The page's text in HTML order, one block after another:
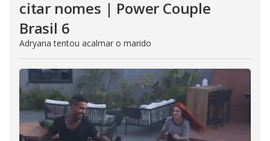
citar nomes | Power Couple
Brasil 6
Adryana tentou acalmar o marido